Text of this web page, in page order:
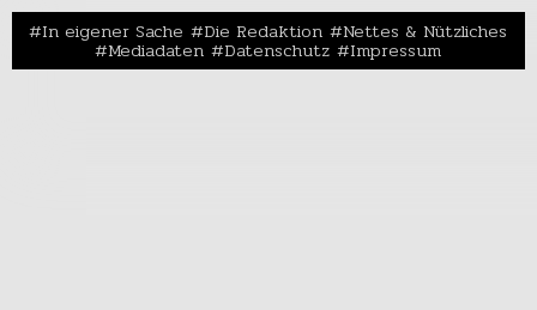
In eigener Sache Die Redaktion Nettes & Nützliches
Mediadaten Datenschutz Impressum